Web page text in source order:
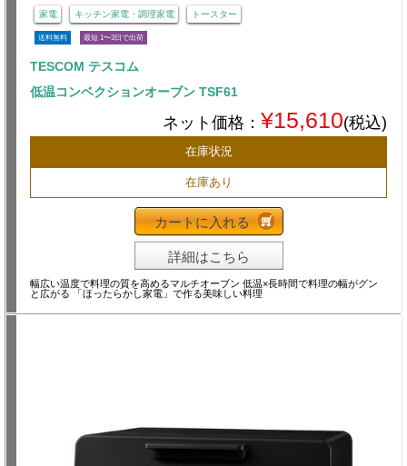
家電 キッチン家電・調理家電 トースター
送料無料 最短 1〜3日で出荷
TESCOM テスコム
低温コンベクションオーブン TSF61
ネット価格： ¥15,610(税込)
在庫状況
在庫あり
カートに入れる
詳細はこちら
幅広い温度で料理の質を高めるマルチオーブン 低温×長時間で料理の幅がグン
と広がる 「ほったらかし家電」で作る美味しい料理